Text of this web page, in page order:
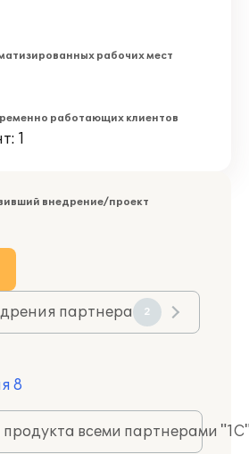
рабочих мест
работающих клиентов
1
внедрение/проект
партнера 2
8
всеми партнерами